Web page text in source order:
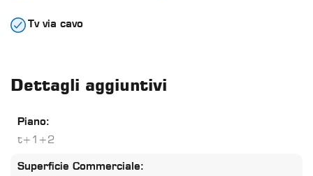
Tv via cavo
Dettagli aggiuntivi
Piano:
t+1+2
Superficie Commerciale: